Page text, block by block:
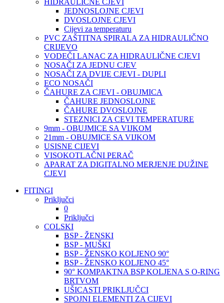
HIDRAULIČNE CJEVI
JEDNOSLOJNE CJEVI
DVOSLOJNE CJEVI
Cijevi za temperaturu
PVC ZAŠTITNA SPIRALA ZA HIDRAULIČNO
CRIJEVO
VODEČI LANAC ZA HIDRAULIČNE CJEVI
NOSAČI ZA JEDNU CJEV
NOSAČI ZA DVIJE CJEVI - DUPLI
ECO NOSAČI
ČAHURE ZA CJEVI - OBUJMICA
ČAHURE JEDNOSLOJNE
ČAHURE DVOSLOJNE
STEZNICI ZA CEVI TEMPERATURE
9mm - OBUJMICE SA VIJKOM
21mm - OBUJMICE SA VIJKOM
USISNE CIJEVI
VISOKOTLAČNI PERAČ
APARAT ZA DIGITALNO MERJENJE DUŽINE
CJEVI
FITINGI
Priključci
0
Priključci
COLSKI
BSP - ŽENSKI
BSP - MUŠKI
BSP - ŽENSKO KOLJENO 90°
BSP - ŽENSKO KOLJENO 45°
90° KOMPAKTNA BSP KOLJENA S O-RING
BRTVOM
UŠICASTI PRIKLJUČCI
SPOJNI ELEMENTI ZA CIJEVI